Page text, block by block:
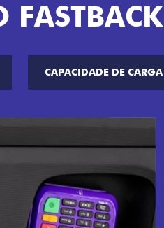
CAPACIDADE DE CARGA